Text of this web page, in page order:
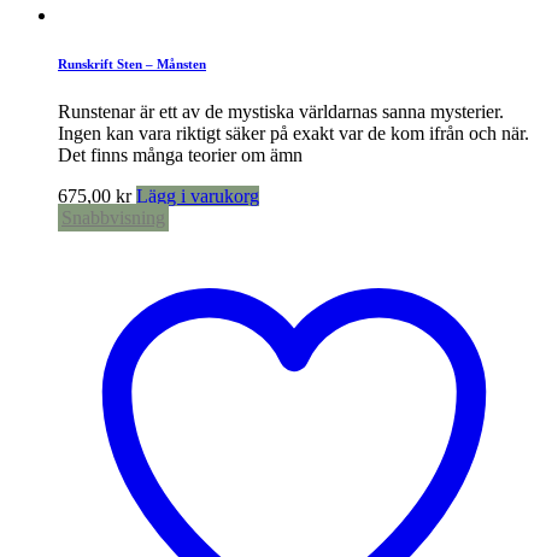
Runskrift Sten – Månsten
Runstenar är ett av de mystiska världarnas sanna mysterier.
Ingen kan vara riktigt säker på exakt var de kom ifrån och när.
Det finns många teorier om ämn
675,00 kr Lägg i varukorg
Snabbvisning